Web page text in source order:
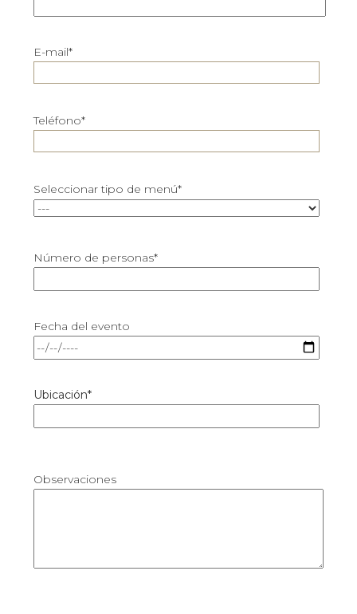
E-mail*
Teléfono*
Seleccionar tipo de menú*
Número de personas*
Fecha del evento
Ubicación*
Observaciones